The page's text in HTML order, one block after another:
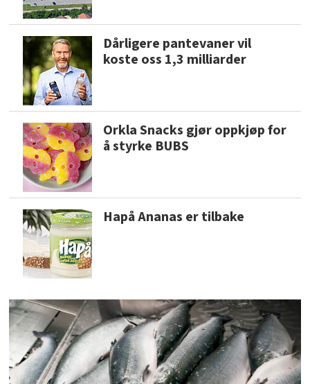
Dårligere pantevaner vil
koste oss 1,3 milliarder
Orkla Snacks gjør oppkjøp for
å styrke BUBS
Hapå Ananas er tilbake